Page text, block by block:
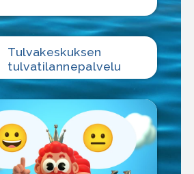
Tulvakeskuksen
tulvatilanne­palvelu